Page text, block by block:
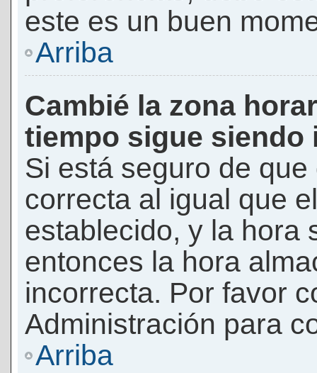
este es un buen
Arriba
Cambié la zona
tiempo sigue siendo
Si está seguro de
correcta al igual que
establecido, y la hora
entonces la hora
incorrecta. Por favor
Administración para
Arriba